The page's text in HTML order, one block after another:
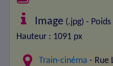
Image (.jpg) -
Hauteur : 1091 px
Train-cinéma - Rue